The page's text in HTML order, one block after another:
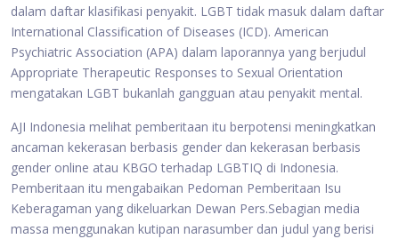
dalam daftar klasifikasi penyakit. LGBT tidak masuk dalam daftar
International Classification of Diseases (ICD). American
Psychiatric Association (APA) dalam laporannya yang berjudul
Appropriate Therapeutic Responses to Sexual Orientation
mengatakan LGBT bukanlah gangguan atau penyakit mental.
AJI Indonesia melihat pemberitaan itu berpotensi meningkatkan
ancaman kekerasan berbasis gender dan kekerasan berbasis
gender online atau KBGO terhadap LGBTIQ di Indonesia.
Pemberitaan itu mengabaikan Pedoman Pemberitaan Isu
Keberagaman yang dikeluarkan Dewan Pers.Sebagian media
massa menggunakan kutipan narasumber dan judul yang berisi